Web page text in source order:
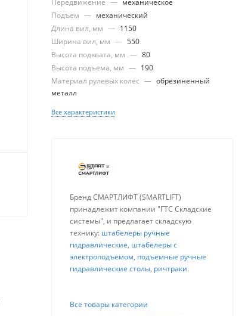
Передвижение — механическое
Подъем — механический
Длина вил, мм — 1150
Ширина вил, мм — 550
Высота подхвата, мм — 80
Высота подъема, мм — 190
Материал рулевых колес — обрезиненный
металл
Все характеристики
Бренд СМАРТЛИФТ (SMARTLIFT)
принадлежит компании "ГТС Складские
системы", и предлагает складскую
технику: штабелеры ручные
гидравлические, штабелеры с
электроподъемом, подъемные ручные
гидравлические столы, ричтраки.
Все товары категории